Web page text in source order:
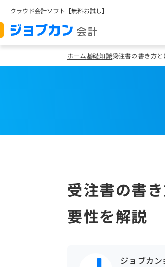
クラウド会計ソフト【無料お試し】
ホーム基礎知識受注書の書き方
受注書の書
要性を解説
ジョブカ